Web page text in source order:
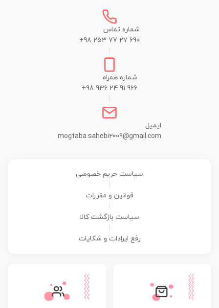
شماره تماس
+98 253 77 27 690
شماره همراه
+98 936 24 91 966
ایمیل
mogtaba.sahebi2009@gmail.com
سیاست حریم خصوصی
قوانین و مقررات
سیاست بازگشت کالا
رفع ایرادات و شکایات